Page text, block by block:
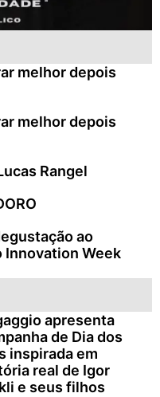
melhor depois
melhor depois
Rangel
ao
Innovation Week
apresenta
de Dia dos
inspirada em
real de Igor
e seus filhos